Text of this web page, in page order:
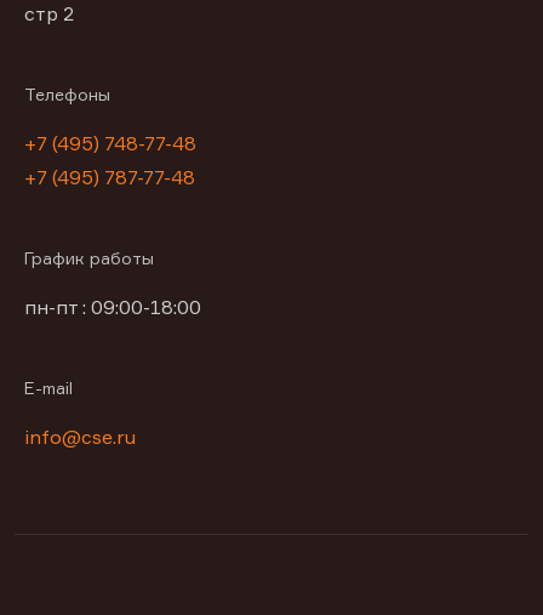
стр 2
Телефоны
+7 (495) 748-77-48
+7 (495) 787-77-48
График работы
пн-пт : 09:00-18:00
E-mail
info@cse.ru